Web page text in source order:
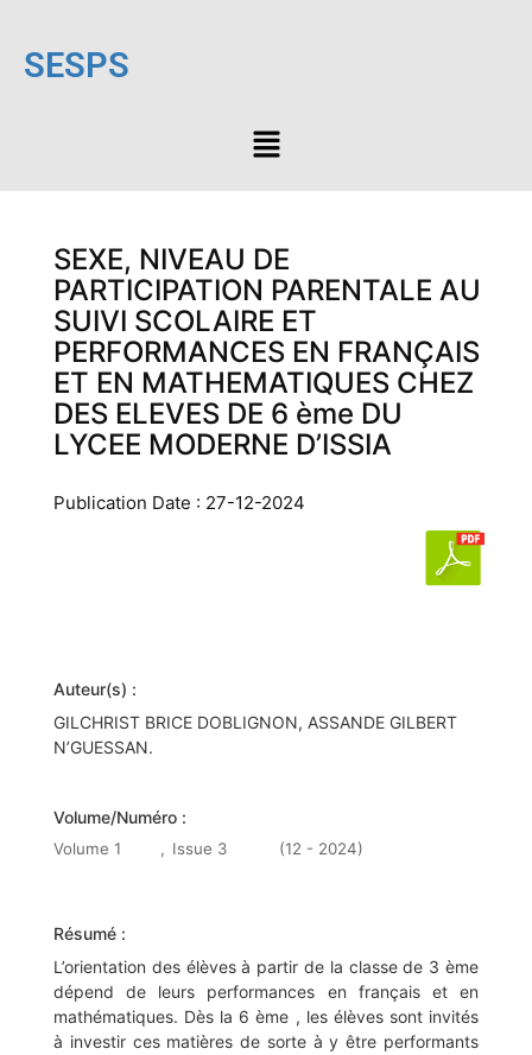
SESPS
SEXE, NIVEAU DE
PARTICIPATION PARENTALE AU
SUIVI SCOLAIRE ET
PERFORMANCES EN FRANÇAIS
ET EN MATHEMATIQUES CHEZ
DES ELEVES DE 6 ème DU
LYCEE MODERNE D’ISSIA
Publication Date : 27-12-2024
Auteur(s) :
GILCHRIST BRICE DOBLIGNON, ASSANDE GILBERT
N’GUESSAN.
Volume/Numéro :
Volume 1 , Issue 3 (12 - 2024)
Résumé :
L’orientation des élèves à partir de la classe de 3 ème
dépend de leurs performances en français et en
mathématiques. Dès la 6 ème , les élèves sont invités
à investir ces matières de sorte à y être performants